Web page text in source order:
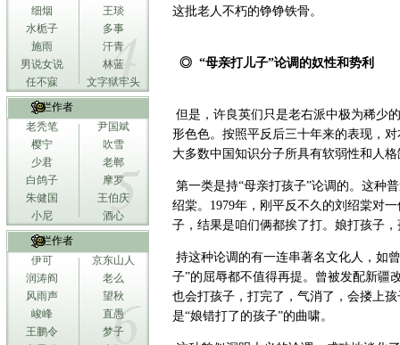
细烟
王琰
水栀子
多事
施雨
汗青
男说女说
林蓝
任不寐
文字狱牢头
专栏作者
老秃笔
尹国斌
樱宁
吹雪
少君
老郸
白鸽子
摩罗
朱健国
王伯庆
小尼
酒心
专栏作者
伊可
京东山人
润涛阎
老么
风雨声
望秋
峻峰
直愚
王鹏令
梦子
这批老人不朽的铮铮铁骨。
◎ “母亲打儿子”论调的奴性和势利
但是，许良英们只是老右派中极为稀少
形色色。按照平反后三十年来的表现，
大多数中国知识分子所具有软弱性和人
第一类是持“母亲打孩子”论调的。这种
绍棠。1979年，刚平反不久的刘绍棠对
子，结果是咱们俩都挨了打。娘打孩子
持这种论调的有一连串著名文化人，如
子”的屈辱都不值得再提。曾被发配新疆
也会打孩子，打完了，气消了，会搂上
是“娘错打了的孩子”的曲啸。